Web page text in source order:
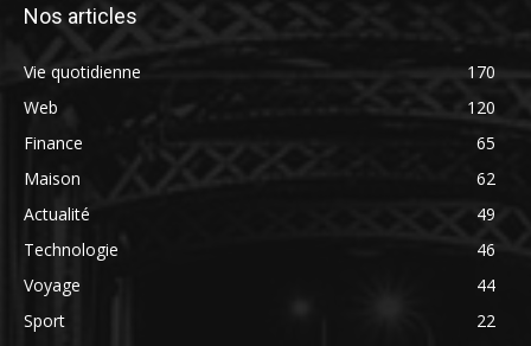
Nos articles
Vie quotidienne
170
Web
120
Finance
65
Maison
62
Actualité
49
Technologie
46
Voyage
44
Sport
22